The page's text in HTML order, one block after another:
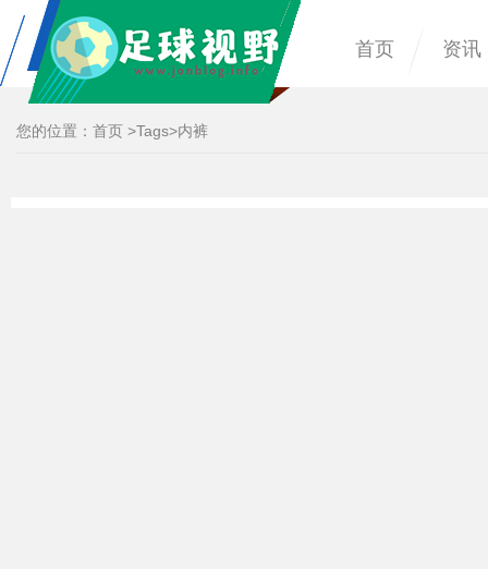
首页 资讯
您的位置： 首页 >Tags>内裤